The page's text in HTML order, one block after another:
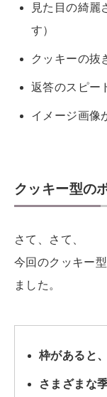
見た目の綺麗
す）
クッキーの抜
返答のスピー
イメージ画像
クッキー型の
さて、さて、
今回のクッキー
ました。
枠があると
さまざまな